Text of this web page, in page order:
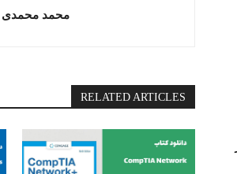
محمد محمدی
RELATED ARTICLES